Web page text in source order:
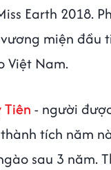
Earth 2018.
miện đầu
Việt Nam.
Tiên - người
tích năm
sau 3 năm.